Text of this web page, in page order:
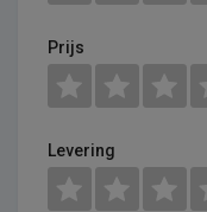
Prijs
Levering